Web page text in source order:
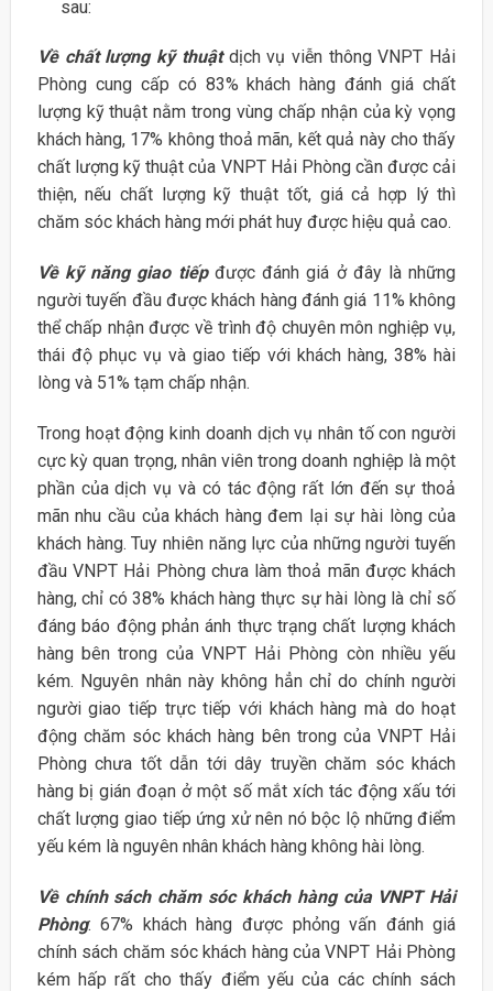
sau:
Về chất lượng kỹ thuậtdịch vụ viễn thông VNPT Hải
Phòng cung cấp có 83% khách hàng đánh giá chất
lượng kỹ thuật nằm trong vùng chấp nhận của kỳ vọng
khách hàng, 17% không thoả mãn, kết quả này cho thấy
chất lượng kỹ thuật của VNPT Hải Phòng cần được cải
thiện, nếu chất lượng kỹ thuật tốt, giá cả hợp lý thì
chăm sóc khách hàng mới phát huy được hiệu quả cao.
Về kỹ năng giao tiếpđược đánh giá ở đây là những
người tuyến đầu được khách hàng đánh giá 11% không
thể chấp nhận được về trình độ chuyên môn nghiệp vụ,
thái độ phục vụ và giao tiếp với khách hàng, 38% hài
lòng và 51% tạm chấp nhận.
Trong hoạt động kinh doanh dịch vụ nhân tố con người
cực kỳ quan trọng, nhân viên trong doanh nghiệp là một
phần của dịch vụ và có tác động rất lớn đến sự thoả
mãn nhu cầu của khách hàng đem lại sự hài lòng của
khách hàng. Tuy nhiên năng lực của những người tuyến
đầu VNPT Hải Phòng chưa làm thoả mãn được khách
hàng, chỉ có 38% khách hàng thực sự hài lòng là chỉ số
đáng báo động phản ánh thực trạng chất lượng khách
hàng bên trong của VNPT Hải Phòng còn nhiều yếu
kém. Nguyên nhân này không hẳn chỉ do chính người
người giao tiếp trực tiếp với khách hàng mà do hoạt
động chăm sóc khách hàng bên trong của VNPT Hải
Phòng chưa tốt dẫn tới dây truyền chăm sóc khách
hàng bị gián đoạn ở một số mắt xích tác động xấu tới
chất lượng giao tiếp ứng xử nên nó bộc lộ những điểm
yếu kém là nguyên nhân khách hàng không hài lòng.
Về chính sách chăm sóc khách hàng của VNPT Hải
Phòng: 67% khách hàng được phỏng vấn đánh giá
chính sách chăm sóc khách hàng của VNPT Hải Phòng
kém hấp rất cho thấy điểm yếu của các chính sách